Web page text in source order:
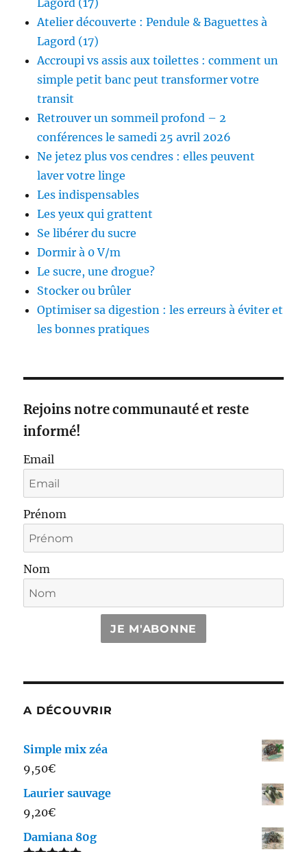
Lagord (17)
Atelier découverte : Pendule & Baguettes à
Lagord (17)
Accroupi vs assis aux toilettes : comment un
simple petit banc peut transformer votre
transit
Retrouver un sommeil profond – 2
conférences le samedi 25 avril 2026
Ne jetez plus vos cendres : elles peuvent
laver votre linge
Les indispensables
Les yeux qui grattent
Se libérer du sucre
Dormir à 0 V/m
Le sucre, une drogue?
Stocker ou brûler
Optimiser sa digestion : les erreurs à éviter et
les bonnes pratiques
Rejoins notre communauté et reste
informé!
Email
Prénom
Nom
JE M'ABONNE
A DÉCOUVRIR
Simple mix zéa
9,50€
Laurier sauvage
9,20€
Damiana 80g